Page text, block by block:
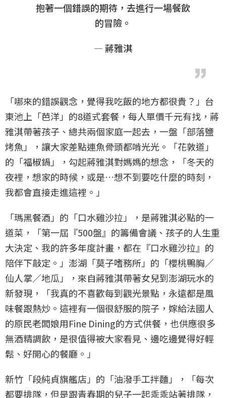
抱著一個錯誤的期待，去進行一場餐飲
的冒險。
— 蔣雅淇
「哪來的錯誤觀念，覺得我吃飯的地方都很貴？」台
東池上「芭洋」的8道式套餐，每人單價千元有找，蔣
雅淇帶著孩子、總共兩個家庭一起去，一盤「部落鹽
烤魚」，讓大家差點連魚骨頭都啃光光。「花敦道」
的「福椒鍋」，勾起蔣雅淇對媽媽的想念，「冬天的
夜裡，想家的時候，或是…想不到要吃什麼的時刻，
我都會直接走進這裡。」
「瑪黑餐酒」的「口水雞沙拉」，是蔣雅淇必點的一
道菜，「第一屆『500盤』的籌備會議、孩子的人生重
大決定、我的許多年度計畫，都在『口水雞沙拉』的
陪伴下敲定。」澎湖「莫子嗜務所」的「櫻桃鴨胸／
仙人掌／地瓜」，來自蔣雅淇帶著女兒到澎湖玩水的
新發現，「我真的不喜歡每到觀光景點，永遠都是風
味餐跟熱炒。這裡有一個很舒服的院子，嫁給法國人
的原民老闆娘用Fine Dining的方式供餐，也供應很多
無酒精調飲，是很值得被大家看見、邊吃邊覺得好輕
鬆、好開心的餐廳。」
新竹「段純貞旗艦店」的「油潑手工拌麵」，「每次
都要排隊，但是跟青春期的兒子一起乖乖站著排隊，